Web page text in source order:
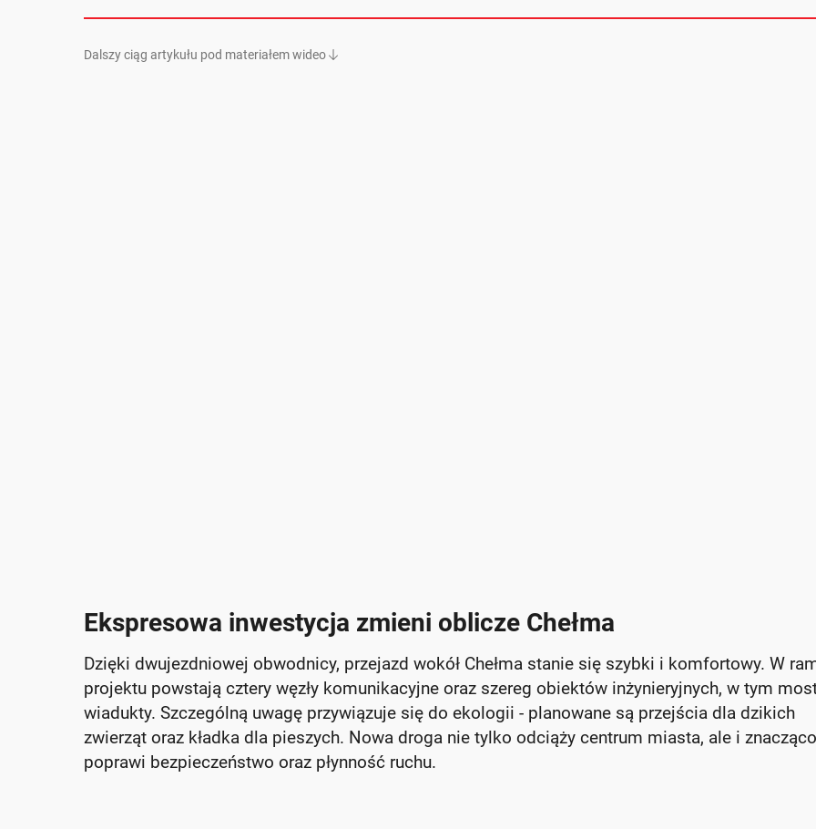
Dalszy ciąg artykułu pod materiałem wideo
Ekspresowa inwestycja zmieni oblicze Chełma
Dzięki dwujezdniowej obwodnicy, przejazd wokół Chełma stanie się szybki i komfortowy. W
projektu powstają cztery węzły komunikacyjne oraz szereg obiektów inżynieryjnych, w tym
wiadukty. Szczególną uwagę przywiązuje się do ekologii - planowane są przejścia dla dzikich
zwierząt oraz kładka dla pieszych. Nowa droga nie tylko odciąży centrum miasta, ale i znacząco
poprawi bezpieczeństwo oraz płynność ruchu.